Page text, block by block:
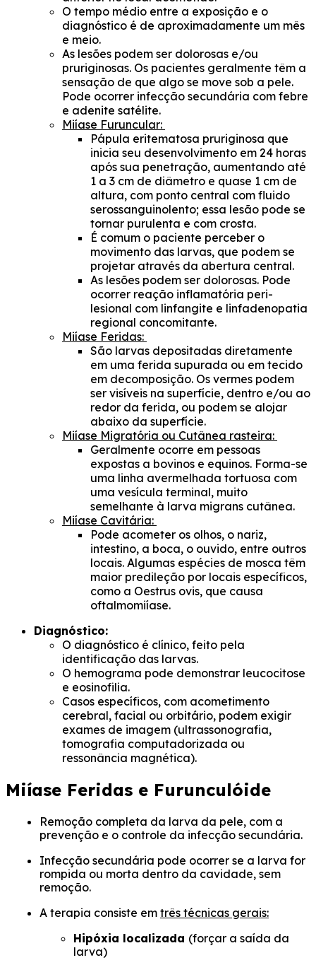
O tempo médio entre a exposição e o
diagnóstico é de aproximadamente um mês
e meio.
As lesões podem ser dolorosas e/ou
pruriginosas. Os pacientes geralmente têm a
sensação de que algo se move sob a pele.
Pode ocorrer infecção secundária com febre
e adenite satélite.
Miíase Furuncular:
Pápula eritematosa pruriginosa que
inicia seu desenvolvimento em 24 horas
após sua penetração, aumentando até
1 a 3 cm de diâmetro e quase 1 cm de
altura, com ponto central com fluido
serossanguinolento; essa lesão pode se
tornar purulenta e com crosta.
É comum o paciente perceber o
movimento das larvas, que podem se
projetar através da abertura central.
As lesões podem ser dolorosas. Pode
ocorrer reação inflamatória peri-
lesional com linfangite e linfadenopatia
regional concomitante.
Miíase Feridas:
São larvas depositadas diretamente
em uma ferida supurada ou em tecido
em decomposição. Os vermes podem
ser visíveis na superfície, dentro e/ou ao
redor da ferida, ou podem se alojar
abaixo da superfície.
Miíase Migratória ou Cutânea rasteira:
Geralmente ocorre em pessoas
expostas a bovinos e equinos. Forma-se
uma linha avermelhada tortuosa com
uma vesícula terminal, muito
semelhante à larva migrans cutânea.
Miíase Cavitária:
Pode acometer os olhos, o nariz,
intestino, a boca, o ouvido, entre outros
locais. Algumas espécies de mosca têm
maior predileção por locais específicos,
como a Oestrus ovis, que causa
oftalmomiíase.
Diagnóstico:
O diagnóstico é clínico, feito pela
identificação das larvas.
O hemograma pode demonstrar leucocitose
e eosinofilia.
Casos específicos, com acometimento
cerebral, facial ou orbitário, podem exigir
exames de imagem (ultrassonografia,
tomografia computadorizada ou
ressonância magnética).
Miíase Feridas e Furunculóide
Remoção completa da larva da pele, com a
prevenção e o controle da infecção secundária.
Infecção secundária pode ocorrer se a larva for
rompida ou morta dentro da cavidade, sem
remoção.
A terapia consiste em três técnicas gerais:
Hipóxia localizada (forçar a saída da
larva)